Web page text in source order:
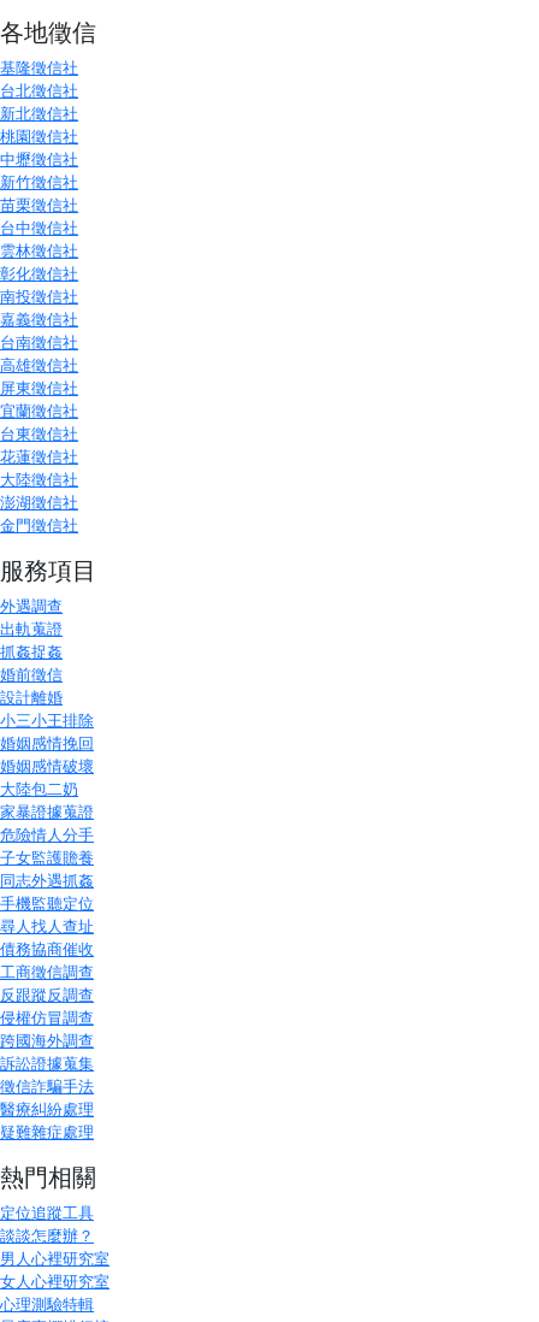
各地徵信
基隆徵信社
台北徵信社
新北徵信社
桃園徵信社
中壢徵信社
新竹徵信社
苗栗徵信社
台中徵信社
雲林徵信社
彰化徵信社
南投徵信社
嘉義徵信社
台南徵信社
高雄徵信社
屏東徵信社
宜蘭徵信社
台東徵信社
花蓮徵信社
大陸徵信社
澎湖徵信社
金門徵信社
服務項目
外遇調查
出軌蒐證
抓姦捉姦
婚前徵信
設計離婚
小三小王排除
婚姻感情挽回
婚姻感情破壞
大陸包二奶
家暴證據蒐證
危險情人分手
子女監護贍養
同志外遇抓姦
手機監聽定位
尋人找人查址
債務協商催收
工商徵信調查
反跟蹤反調查
侵權仿冒調查
跨國海外調查
訴訟證據蒐集
徵信詐騙手法
醫療糾紛處理
疑難雜症處理
熱門相關
定位追蹤工具
談談怎麼辦？
男人心裡研究室
女人心裡研究室
心理測驗特輯